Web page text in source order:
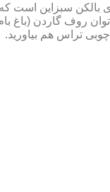
بالکن سبزاین است
روف گاردن (باغ
تراس هم بیاورید.